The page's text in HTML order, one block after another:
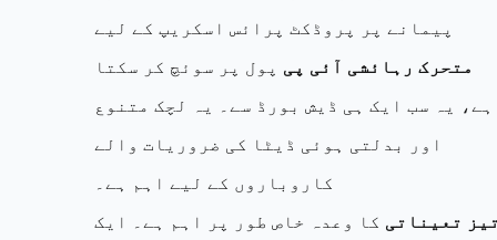
پیمانے پر پروڈکٹ پرائس اسکریپ کے لیے
متحرک رہائشی آئی پی پول پر سوئچ کر سکتا
ہے، یہ سب ایک ہی ڈیش بورڈ سے۔ یہ لچک متنوع
اور بدلتی ہوئی ڈیٹا کی ضروریات والے
کاروباروں کے لیے اہم ہے۔
تعیناتی کا وعدہ خاص طور پر اہم ہے۔ ایک